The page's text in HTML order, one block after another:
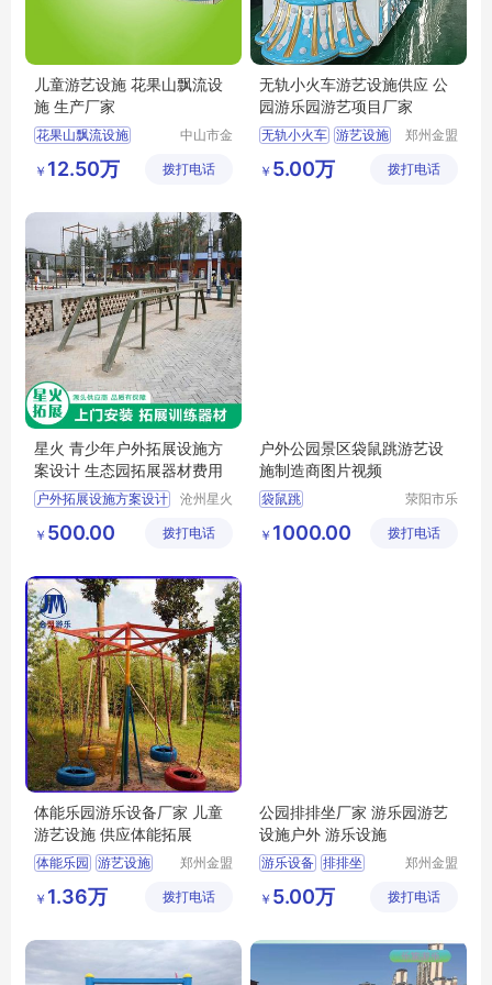
儿童游艺设施 花果山飘流设
施 生产厂家
花果山飘流设施
中山市金
备有限公
￥ 12.50万 拨打电话
无轨小火车游艺设施供应 公
园游乐园游艺项目厂家
无轨小火车 游艺设施
郑州金盟
有限公司
￥ 5.00万 拨打电话
星火 青少年户外拓展设施方
案设计 生态园拓展器材费用
户外拓展设施方案设计
团建娱乐项目
小区健身器械
沧州星火
有限公司
￥ 500.00 拨打电话
户外公园景区袋鼠跳游艺设
施制造商图片视频
袋鼠跳
袋鼠跳制造商
荥阳市乐
备厂
￥ 1000.00 拨打电话
体能乐园游乐设备厂家 儿童
游艺设施 供应体能拓展
体能乐园 游艺设施
郑州金盟
有限公司
￥ 1.36万 拨打电话
公园排排坐厂家 游乐园游艺
设施户外 游乐设施
游乐设备 排排坐
郑州金盟
有限公司
￥ 5.00万 拨打电话